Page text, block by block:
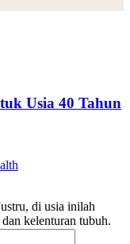
Usia 40 Tahun
di usia inilah
kelenturan tubuh.